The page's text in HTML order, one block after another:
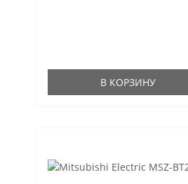
В КОРЗИНУ